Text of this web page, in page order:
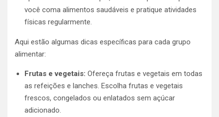
você coma alimentos saudáveis e pratique atividades
físicas regularmente.
Aqui estão algumas dicas específicas para cada grupo
alimentar:
Frutas e vegetais: Ofereça frutas e vegetais em todas
as refeições e lanches. Escolha frutas e vegetais
frescos, congelados ou enlatados sem açúcar
adicionado.